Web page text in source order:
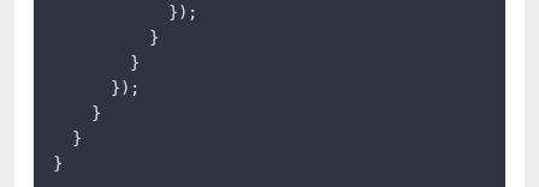
            });
          }
        }
      });
    }
  }
}